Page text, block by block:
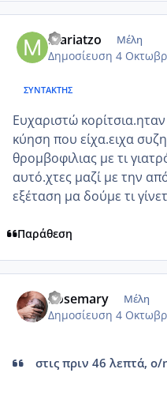
mariatzo Μέλη
Δημοσίευση 4
ΣΥΝΤΆΚΤΗΣ
Ευχαριστώ
κύηση που είχα.ειχα
θρομβοφιλιας με τι
αυτό.χτες μαζί με την
εξέταση μα δούμε τι
Παράθεση
Rosemary Μέλη
Δημοσίευση 4
στις πριν 46 λεπτά,